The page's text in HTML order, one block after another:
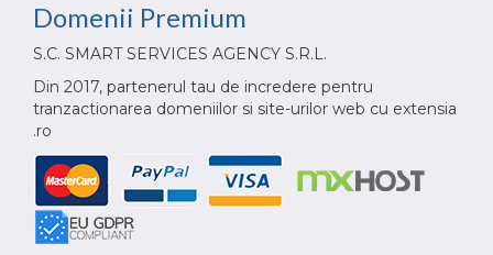
Domenii Premium
S.C. SMART SERVICES AGENCY S.R.L.
Din 2017, partenerul tau de incredere pentru
tranzactionarea domeniilor si site-urilor web cu extensia
.ro